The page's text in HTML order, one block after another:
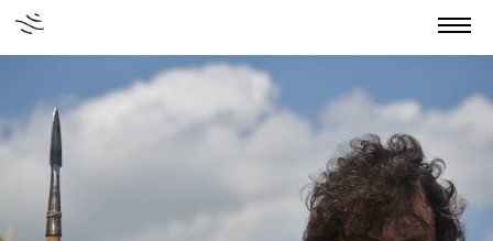
Home
About us
Authors